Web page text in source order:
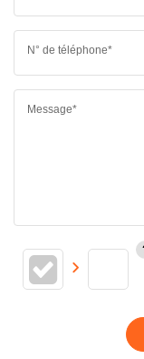
N° de téléphone*
Message*